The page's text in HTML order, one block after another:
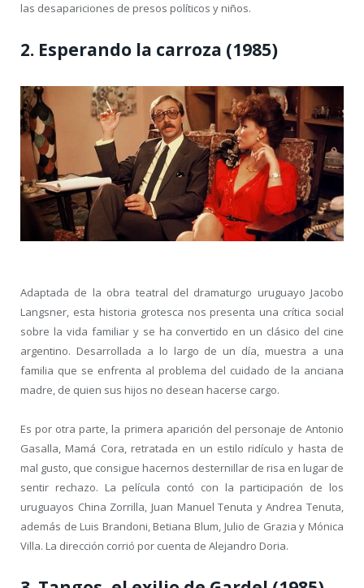
las desapariciones de presos políticos y niños.
2. Esperando la carroza (1985)
Adaptada de la obra teatral del dramaturgo uruguayo Jacobo
Langsner, esta historia grotesca nos presenta una crítica social
sobre la vida familiar y se ha convertido en un clásico del cine
argentino. Desarrollada a lo largo de un día, muestra a una
familia que se enfrenta al problema del cuidado de la anciana
madre, de quien sus hijos no desean hacerse cargo.
Es por otra parte, la primera aparición del personaje de Antonio
Gasalla, Mamá Cora, retratada en un estilo ridículo y hasta de
mal gusto, que consigue hacernos desternillar de risa en lugar de
sentir rechazo. La película contó con la participación de los
uruguayos China Zorrilla, Juan Manuel Tenuta y Andrea Tenuta,
además de Luis Brandoni, Betiana Blum, Julio de Grazia y Mónica
Villa. La dirección corrió por cuenta de Alejandro Doria.